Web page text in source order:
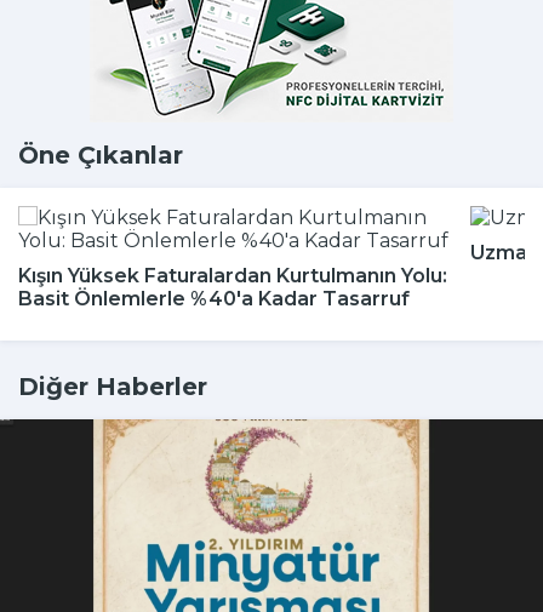
Öne Çıkanlar
Kışın Yüksek Faturalardan Kurtulmanın Yolu:
Basit Önlemlerle %40'a Kadar Tasarruf
Diğer Haberler